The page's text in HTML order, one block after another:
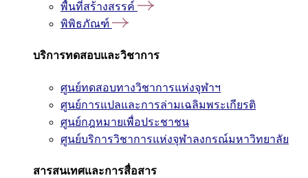
พื้นที่สร้างสรรค์
พิพิธภัณฑ์
บริการทดสอบและวิชาการ
ศูนย์ทดสอบทางวิชาการแห่งจุฬาฯ
ศูนย์การแปลและการล่ามเฉลิมพระเกียรติ
ศูนย์กฎหมายเพื่อประชาชน
ศูนย์บริการวิชาการแห่งจุฬาลงกรณ์มหาวิทยาลัย
สารสนเทศและการสื่อสาร